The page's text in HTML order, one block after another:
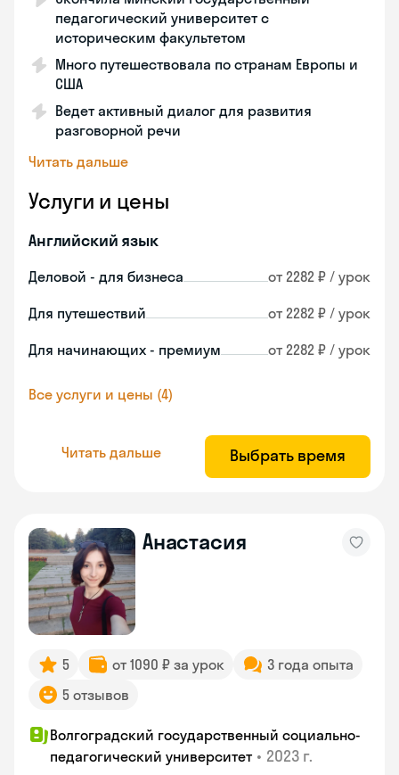
педагогический университет с
историческим факультетом
Много путешествовала по странам Европы и
США
Ведет активный диалог для развития
разговорной речи
Читать дальше
Услуги и цены
Английский язык
Деловой - для бизнеса от 2282 ₽ / урок
Для путешествий от 2282 ₽ / урок
Для начинающих - премиум от 2282 ₽ / урок
Все услуги и цены (4)
Читать дальше Выбрать время
Анастасия
5 от 1090 ₽ за урок
3 года опыта
5 отзывов
Волгоградский государственный социально-
педагогический университет • 2023 г.